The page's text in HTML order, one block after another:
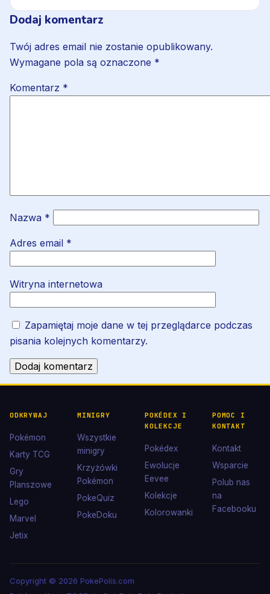
Dodaj komentarz
Twój adres email nie zostanie opublikowany.
Wymagane pola są oznaczone *
Komentarz *
Nazwa *
Adres email *
Witryna internetowa
Zapamiętaj moje dane w tej przeglądarce podczas
pisania kolejnych komentarzy.
ODKRYWAJ
Pokémon
Karty TCG
Gry
Planszowe
Lego
Marvel
Jetix
MINIGRY
Wszystkie
minigry
Krzyżówki
Pokémon
PokeQuiz
PokeDoku
POKÉDEX I
KOLEKCJE
Pokédex
Ewolucje
Eevee
Kolekcje
Kolorowanki
POMOC I
KONTAKT
Kontakt
Wsparcie
Polub nas
na
Facebooku
Copyright © 2026 PokePolis.com